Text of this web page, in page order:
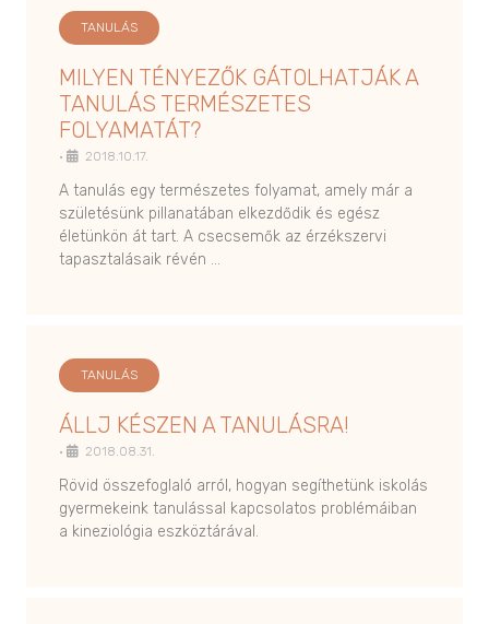
TANULÁS
MILYEN TÉNYEZŐK GÁTOLHATJÁK A
TANULÁS TERMÉSZETES
FOLYAMATÁT?
• 2018.10.17.
A tanulás egy természetes folyamat, amely már a
születésünk pillanatában elkezdődik és egész
életünkön át tart. A csecsemők az érzékszervi
tapasztalásaik révén …
TANULÁS
ÁLLJ KÉSZEN A TANULÁSRA!
• 2018.08.31.
Rövid összefoglaló arról, hogyan segíthetünk iskolás
gyermekeink tanulással kapcsolatos problémáiban
a kineziológia eszköztárával.